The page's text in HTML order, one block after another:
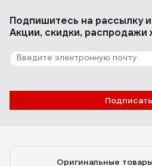
Подпишитесь на рассылкуи
Акции, скидки, распродажи
Оригинальные